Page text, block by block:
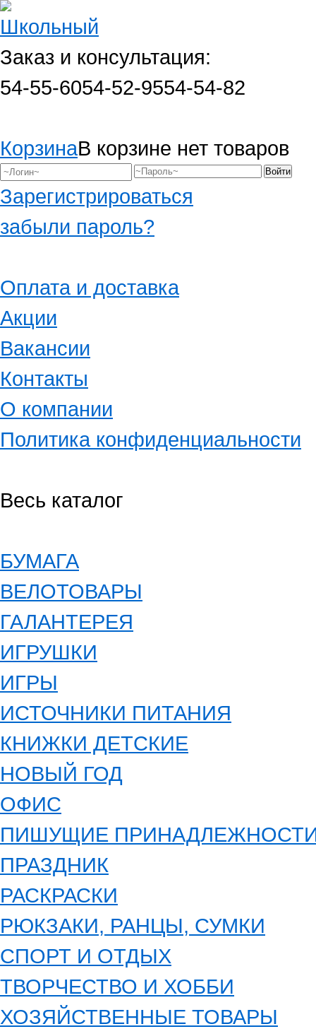
Заказ и консультация:
54-55-6054-52-9554-54-82
КорзинаВ корзине нет товаров
Зарегистрироваться
забыли пароль?
Оплата и доставка
Акции
Вакансии
Контакты
О компании
Политика конфиденциальности
Весь каталог
БУМАГА
ВЕЛОТОВАРЫ
ГАЛАНТЕРЕЯ
ИГРУШКИ
ИГРЫ
ИСТОЧНИКИ ПИТАНИЯ
КНИЖКИ ДЕТСКИЕ
НОВЫЙ ГОД
ОФИС
ПИШУЩИЕ
ПРАЗДНИК
РАСКРАСКИ
РЮКЗАКИ, РАНЦЫ, СУМКИ
СПОРТ И ОТДЫХ
ТВОРЧЕСТВО И ХОББИ
ХОЗЯЙСТВЕННЫЕ ТОВАРЫ